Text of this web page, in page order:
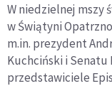
W niedzielnej mszy
w Świątyni
m.in. prezydent
Kuchciński i Senatu
przedstawiciele